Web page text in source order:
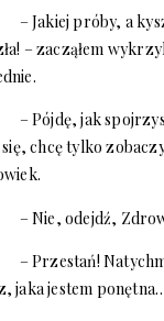
– Jakiej próby, a
– zacząłem
– Pójdę, jak
chcę tylko
– Nie, odejdź,
– Przestań!
jaka jestem